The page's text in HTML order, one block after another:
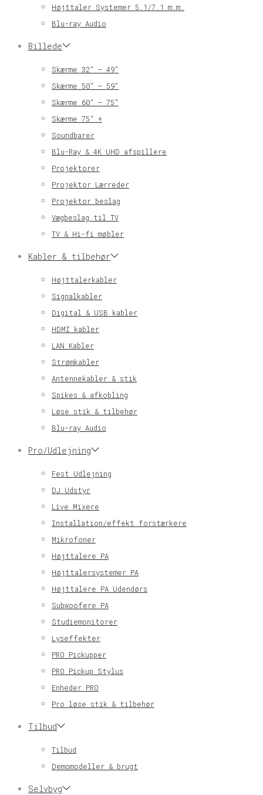
Højttaler Systemer 5.1/7.1 m.m.
Blu-ray Audio
Billede
Skærme 32″ – 49″
Skærme 50″ – 59″
Skærme 60″ – 75″
Skærme 75″ +
Soundbarer
Blu-Ray & 4K UHD afspillere
Projektorer
Projektor Lærreder
Projektor beslag
Vægbeslag til TV
TV & Hi-fi møbler
Kabler & tilbehør
Højttalerkabler
Signalkabler
Digital & USB kabler
HDMI kabler
LAN Kabler
Strømkabler
Antennekabler & stik
Spikes & afkobling
Løse stik & tilbehør
Blu-ray Audio
Pro/Udlejning
Fest Udlejning
DJ Udstyr
Live Mixere
Installation/effekt forstærkere
Mikrofoner
Højttalere PA
Højttalersystemer PA
Højttalere PA Udendørs
Subwoofere PA
Studiemonitorer
Lyseffekter
PRO Pickupper
PRO Pickup Stylus
Enheder PRO
Pro løse stik & tilbehør
Tilbud
Tilbud
Demomodeller & brugt
Selvbyg